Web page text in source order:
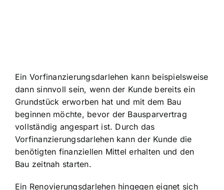
Ein Vorfinanzierungsdarlehen kann beispielsweise
dann sinnvoll sein, wenn der Kunde bereits ein
Grundstück erworben hat und mit dem Bau
beginnen möchte, bevor der Bausparvertrag
vollständig angespart ist. Durch das
Vorfinanzierungsdarlehen kann der Kunde die
benötigten finanziellen Mittel erhalten und den
Bau zeitnah starten.
Ein Renovierungsdarlehen hingegen eignet sich